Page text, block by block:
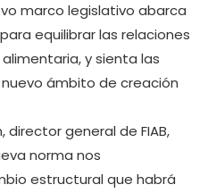
marco legislativo abarca
equilibrar las relaciones
y sienta las
ámbito de creación
director general de FIAB,
norma nos
estructural que habrá